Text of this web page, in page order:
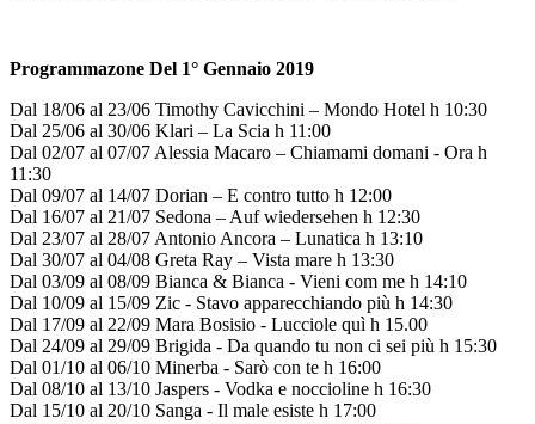
Programmazone Del 1° Gennaio 2019
Dal 18/06 al 23/06 Timothy Cavicchini – Mondo Hotel h 10:30
Dal 25/06 al 30/06 Klari – La Scia h 11:00
Dal 02/07 al 07/07 Alessia Macaro – Chiamami domani - Ora h
11:30
Dal 09/07 al 14/07 Dorian – E contro tutto h 12:00
Dal 16/07 al 21/07 Sedona – Auf wiedersehen h 12:30
Dal 23/07 al 28/07 Antonio Ancora – Lunatica h 13:10
Dal 30/07 al 04/08 Greta Ray – Vista mare h 13:30
Dal 03/09 al 08/09 Bianca & Bianca - Vieni com me h 14:10
Dal 10/09 al 15/09 Zic - Stavo apparecchiando più h 14:30
Dal 17/09 al 22/09 Mara Bosisio - Lucciole quì h 15.00
Dal 24/09 al 29/09 Brigida - Da quando tu non ci sei più h 15:30
Dal 01/10 al 06/10 Minerba - Sarò con te h 16:00
Dal 08/10 al 13/10 Jaspers - Vodka e noccioline h 16:30
Dal 15/10 al 20/10 Sanga - Il male esiste h 17:00